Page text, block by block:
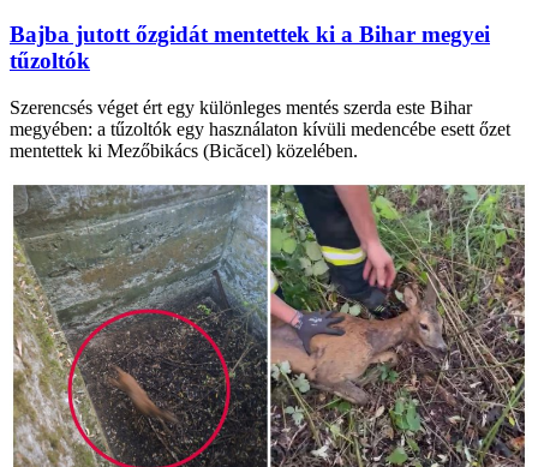
Bajba jutott őzgidát mentettek ki a Bihar megyei
tűzoltók
Szerencsés véget ért egy különleges mentés szerda este Bihar
megyében: a tűzoltók egy használaton kívüli medencébe esett őzet
mentettek ki Mezőbikács (Bicăcel) közelében.